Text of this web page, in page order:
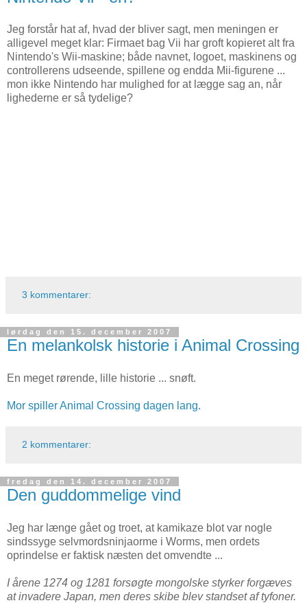
Jeg forstår hat af, hvad der bliver sagt, men meningen er
alligevel meget klar: Firmaet bag Vii har groft kopieret alt fra
Nintendo's Wii-maskine; både navnet, logoet, maskinens og
controllerens udseende, spillene og endda Mii-figurene ...
mon ikke Nintendo har mulighed for at lægge sag an, når
lighederne er så tydelige?
3 kommentarer:
lørdag den 15. december 2007
En melankolsk historie i Animal Crossing
En meget rørende, lille historie ... snøft.
Mor spiller Animal Crossing dagen lang.
2 kommentarer:
fredag den 14. december 2007
Den guddommelige vind
Jeg har længe gået og troet, at kamikaze blot var nogle
sindssyge selvmordsninjaorme i Worms, men ordets
oprindelse er faktisk næsten det omvendte ...
I årene 1274 og 1281 forsøgte mongolske styrker forgæves
at invadere Japan, men deres skibe blev standset af tyfoner.